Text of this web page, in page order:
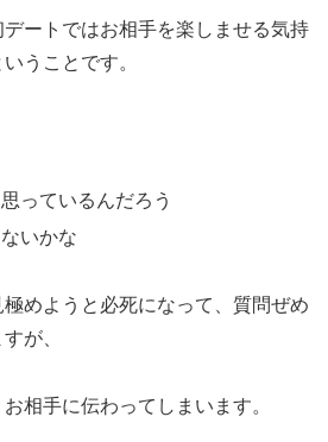
ートではお相手を楽しませる気持
うことです。
っているんだろう
いかな
めようと必死になって、質問ぜめ
が、
相手に伝わってしまいます。